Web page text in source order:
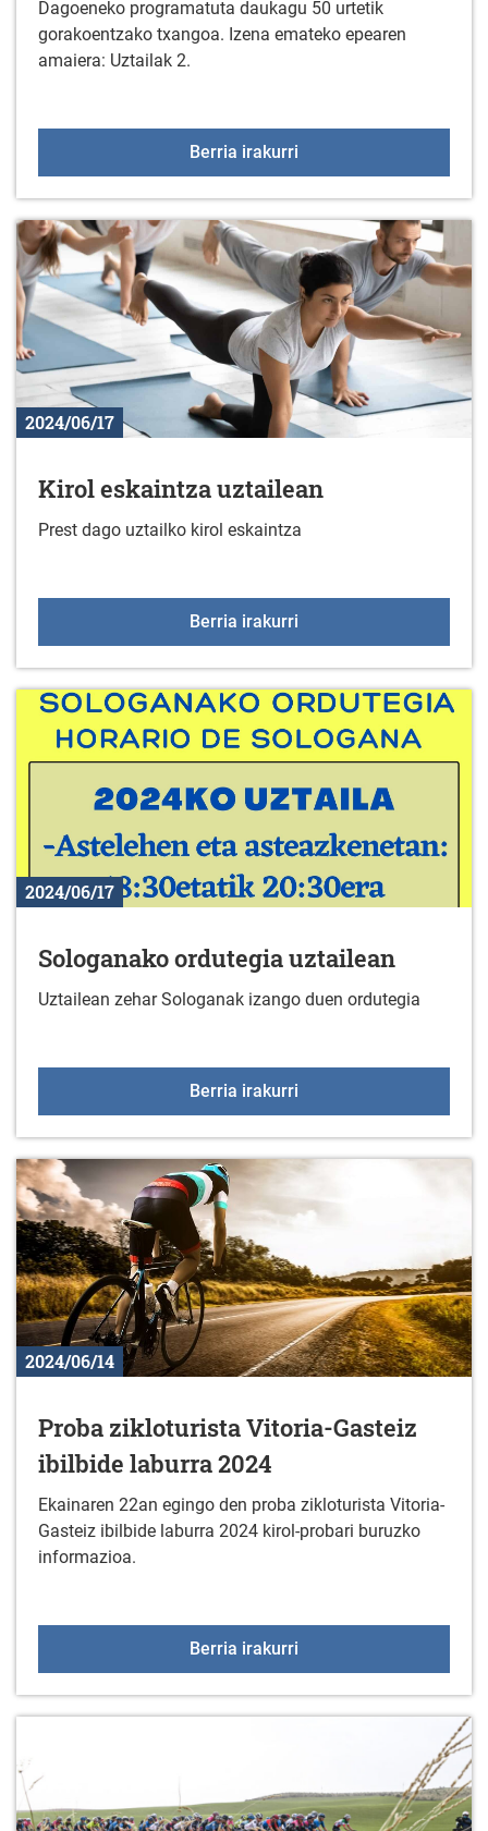
Dagoeneko programatuta daukagu 50 urtetik
gorakoentzako txangoa. Izena emateko epearen
amaiera: Uztailak 2.
Berria irakurri
2024/06/17
Kirol eskaintza uztailean
Prest dago uztailko kirol eskaintza
Berria irakurri
2024/06/17
Sologanako ordutegia uztailean
Uztailean zehar Sologanak izango duen ordutegia
Berria irakurri
2024/06/14
Proba zikloturista Vitoria-Gasteiz
ibilbide laburra 2024
Ekainaren 22an egingo den proba zikloturista Vitoria-
Gasteiz ibilbide laburra 2024 kirol-probari buruzko
informazioa.
Berria irakurri